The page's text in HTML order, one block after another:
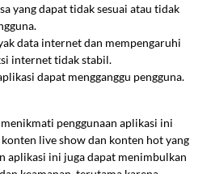
yang dapat tidak sesuai atau tidak
data internet dan mempengaruhi
internet tidak stabil.
dapat mengganggu pengguna.
penggunaan aplikasi ini
live show dan konten hot yang
aplikasi ini juga dapat menimbulkan